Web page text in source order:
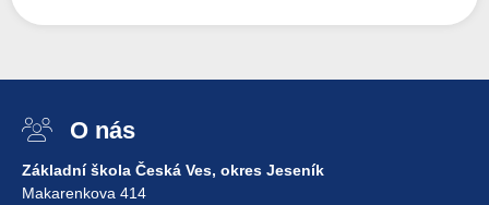
O nás
Základní škola Česká Ves, okres Jeseník
Makarenkova 414